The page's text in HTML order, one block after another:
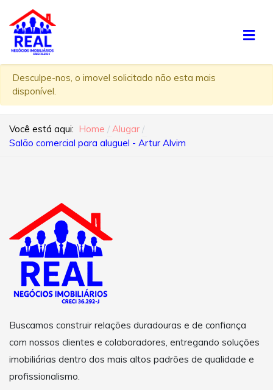
Desculpe-nos, o imovel solicitado não esta mais
disponível.
Você está aqui: Home
Alugar
Salão comercial para aluguel - Artur Alvim
Buscamos construir relações duradouras e de confiança
com nossos clientes e colaboradores, entregando soluções
imobiliárias dentro dos mais altos padrões de qualidade e
profissionalismo.